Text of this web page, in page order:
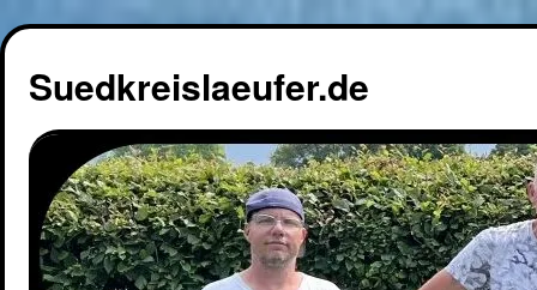
Suedkreislaeufer.de